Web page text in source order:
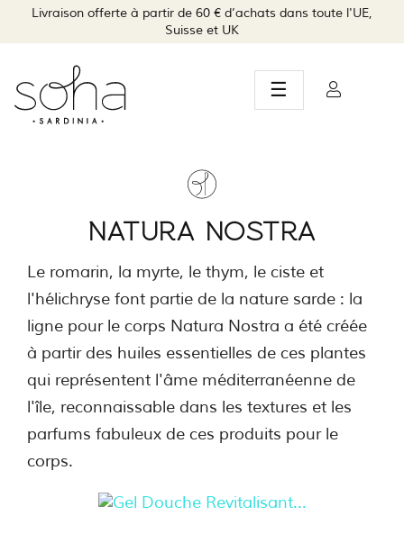
Livraison offerte à partir de 60 € d’achats dans toute l'UE,
Suisse et UK
Basculer
la
☰
NATURA NOSTRA
Le romarin, la myrte, le thym, le ciste et
l'hélichryse font partie de la nature sarde : la
ligne pour le corps Natura Nostra a été créée
à partir des huiles essentielles de ces plantes
qui représentent l'âme méditerranéenne de
l'île, reconnaissable dans les textures et les
parfums fabuleux de ces produits pour le
corps.